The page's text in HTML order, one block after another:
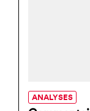
ANALYSES